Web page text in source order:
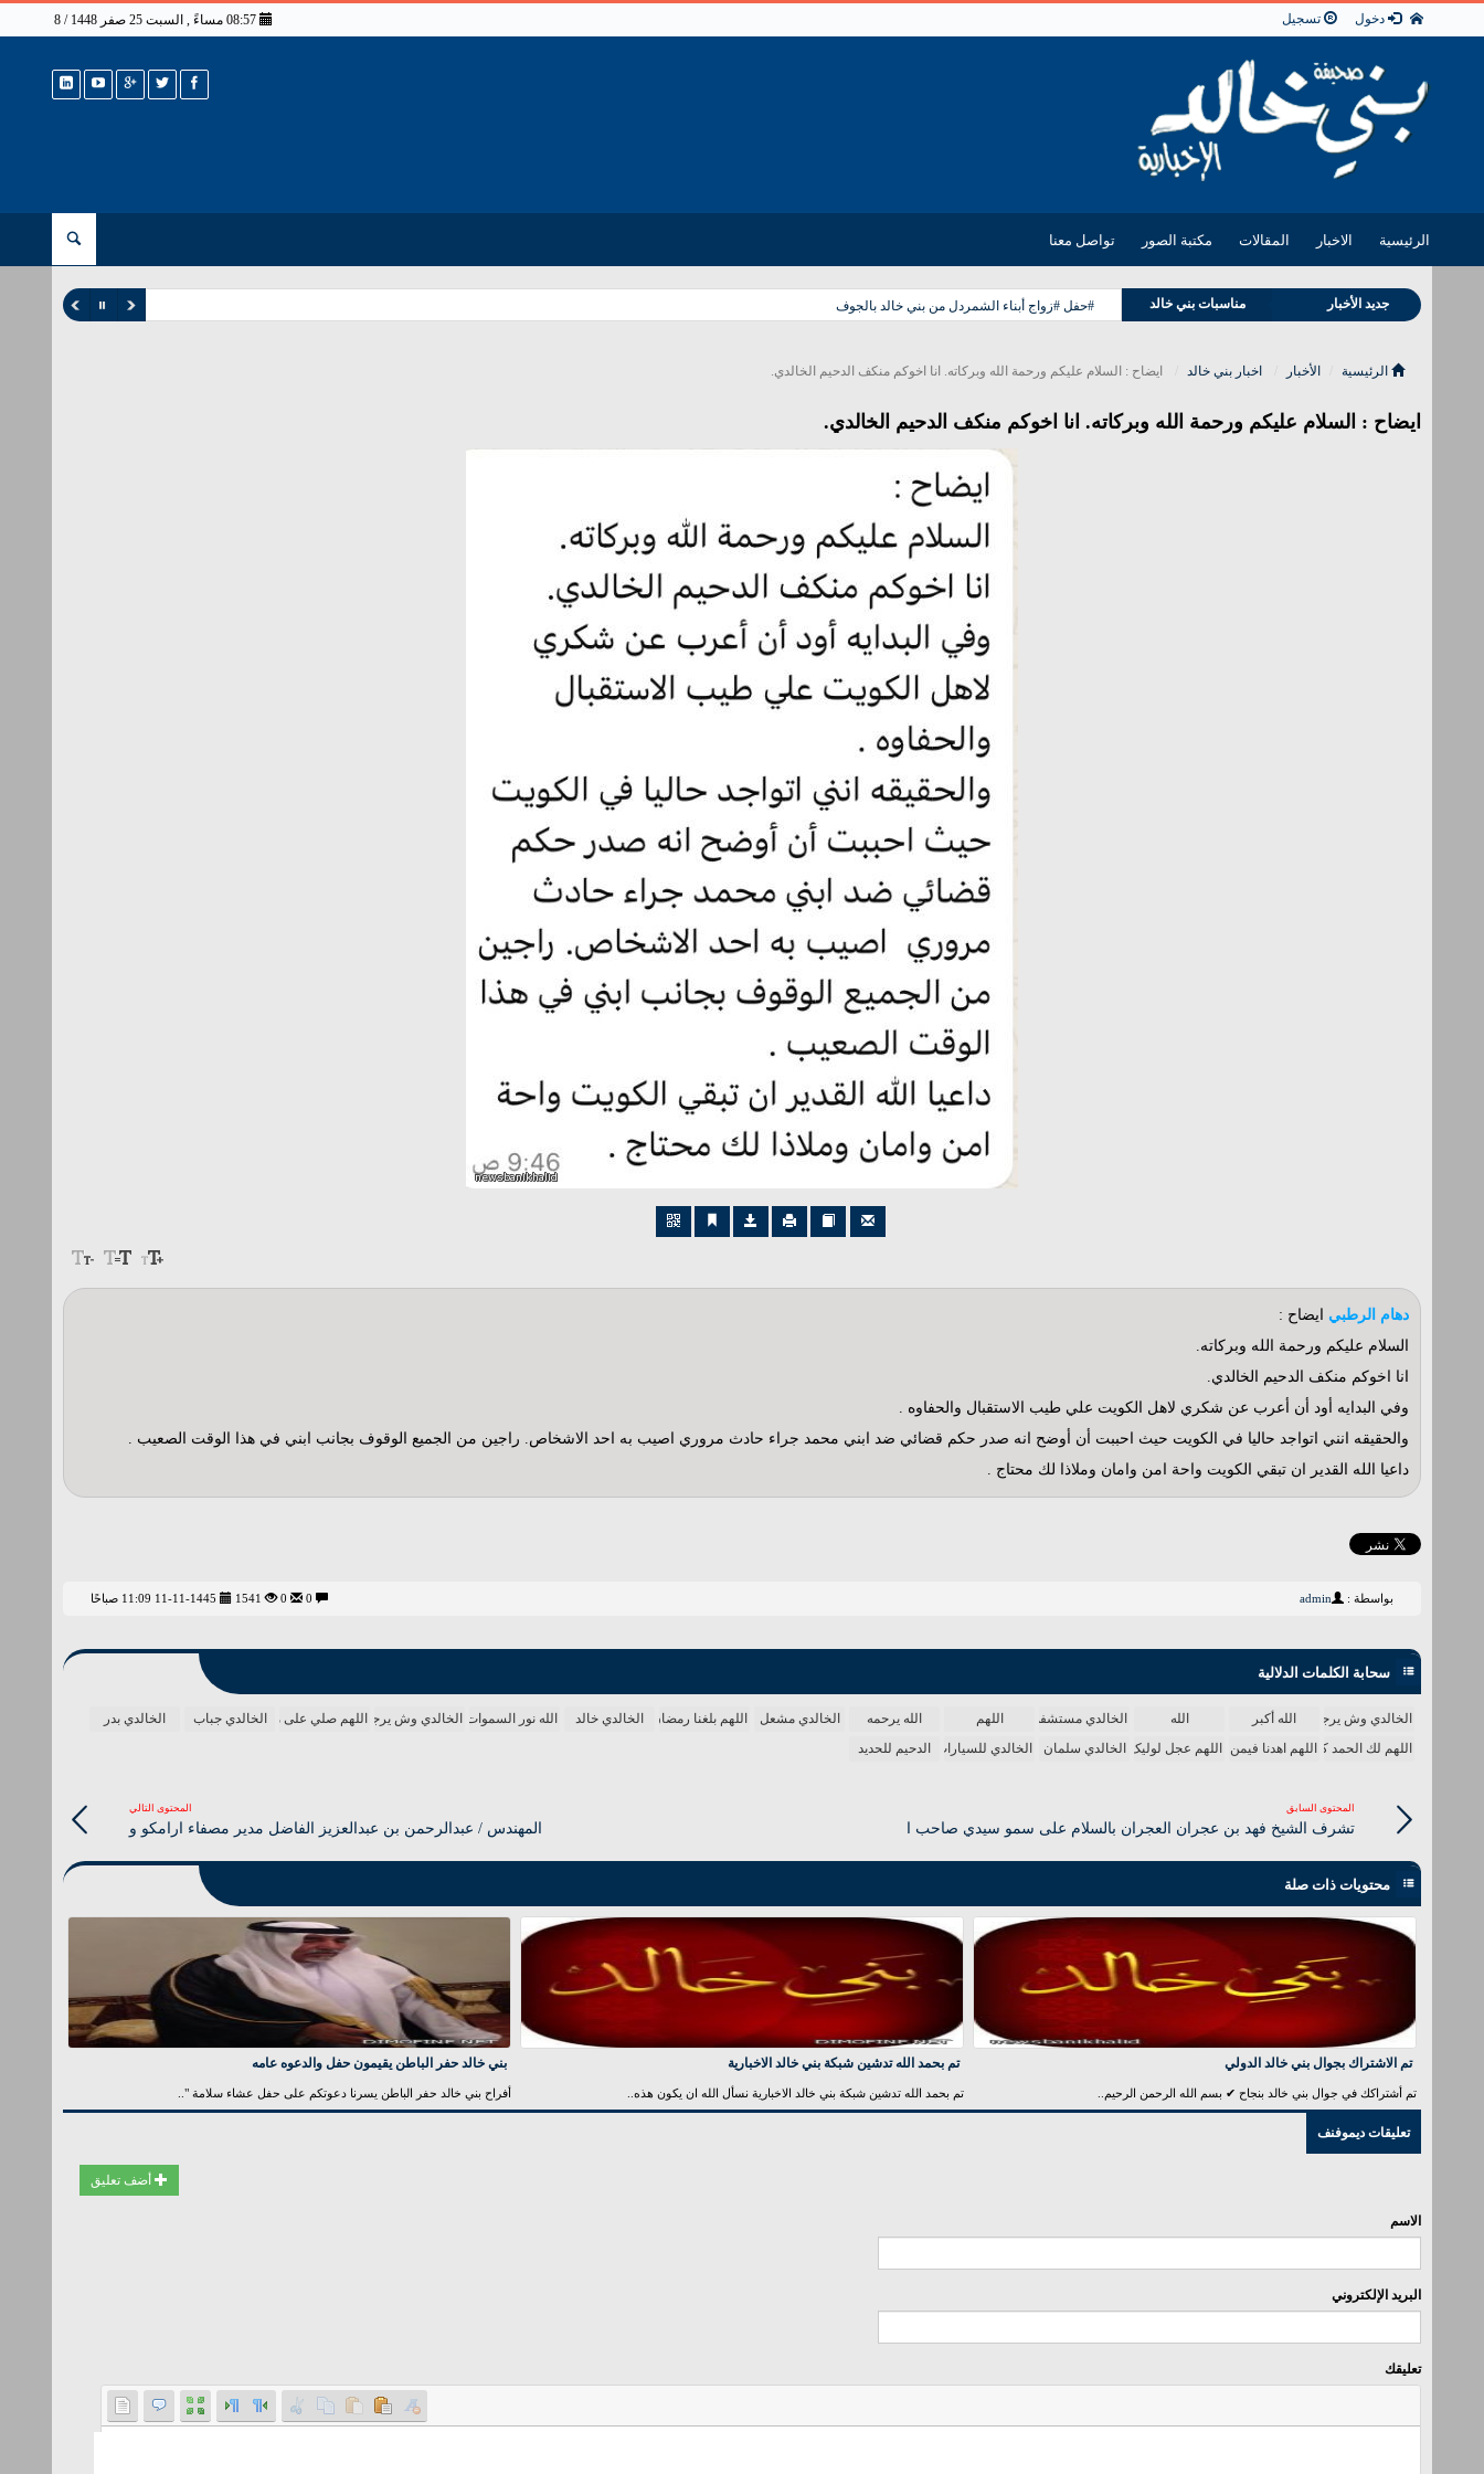
دخول تسجيل
الرئيسية الاخبار المقالات مكتبة الصور تواصل معنا
جديد الأخبار
وفيات بني خالد
مناسبات بني خالد #حفل #زواج أبناء الشمردل من بني خالد بالجوف
الرئيسية الأخبار اخبار بني خالد ايضاح : السلام عليكم ورحمة الله وبركاته. انا اخوكم منكف الدحيم الخالدي.
ايضاح : السلام عليكم ورحمة الله وبركاته. انا اخوكم منكف الدحيم الخالدي.
دهام الرطبي ايضاح :
السلام عليكم ورحمة الله وبركاته.
انا اخوكم منكف الدحيم الخالدي.
وفي البدايه أود أن أعرب عن شكري لاهل الكويت علي طيب الاستقبال والحفاوه .
والحقيقه انني اتواجد حاليا في الكويت حيث احببت أن أوضح انه صدر حكم قضائي ضد ابني محمد جراء حادث مروري اصيب به احد الاشخاص. راجين من الجميع الوقوف بجانب ابني في هذا الوقت الصعيب .
داعيا الله القدير ان تبقي الكويت واحة امن وامان وملاذا لك محتاج .
بواسطة : admin
1541
سحابة الكلمات الدلالية
الخالدي وش يرجع الله أكبر الله الخالدي مستشفى اللهم الله يرحمه الخالدي مشعل اللهم بلغنا رمضان الخالدي خالد الله نور السموات والأرضالخالدي وش يرجعوناللهم صلي على محمدالخالدي جباب
الخالدي بدر
اللهم لك الحمد كلهاللهم اهدنا فيمن هديتاللهم عجل لولیک الفرجالخالدي سلمان الخالدي للسيارات الدحيم للحديد
المحتوى السابق
تشرف الشيخ فهد بن عجران العجران بالسلام على سمو سيدي صاحب ا
المحتوى التالي
المهندس / عبدالرحمن بن عبدالعزيز الفاضل مدير مصفاء ارامكو و
محتويات ذات صلة
تم الاشتراك بجوال بني خالد الدولي
تم أشتراكك في جوال بني خالد بنجاح ✔ بسم الله الرحمن الرحيم..
تم بحمد الله تدشين شبكة بني خالد الاخبارية
تم بحمد الله تدشين شبكة بني خالد الاخبارية نسأل الله ان يكون هذه..
بني خالد حفر الباطن يقيمون حفل والدعوه عامه
أفراح بني خالد حفر الباطن يسرنا دعوتكم على حفل عشاء سلامة "..
تعليقات ديموفنف
أضف تعليق
الاسم
البريد الإلكتروني
تعليقك